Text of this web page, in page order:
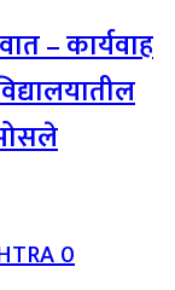
– कार्यवाह
0